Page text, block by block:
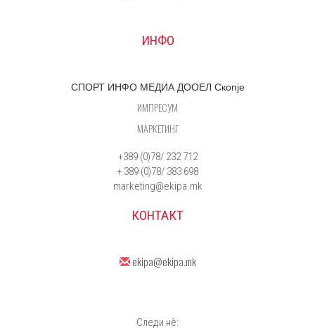
ИНФО
СПОРТ ИНФО МЕДИА ДООЕЛ Скопје
ИМПРЕСУМ
МАРКЕТИНГ
+389 (0)78/ 232 712
+ 389 (0)78/ 383 698
marketing@ekipa.mk
КОНТАКТ
ekipa@ekipa.mk
Следи нè: